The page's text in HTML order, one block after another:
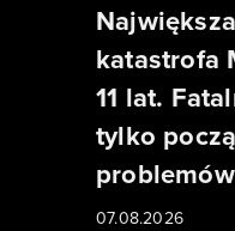
katastrofa
11 lat.
tylko
problemów
07.08.2026